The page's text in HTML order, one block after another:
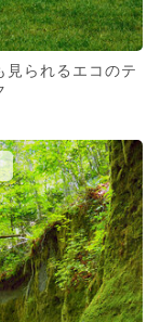
見られるエコのテ